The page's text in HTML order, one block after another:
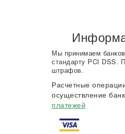
Мы принимаем
стандарту PCI DSS.
штрафов.
Расчетные
осуществление
платежей